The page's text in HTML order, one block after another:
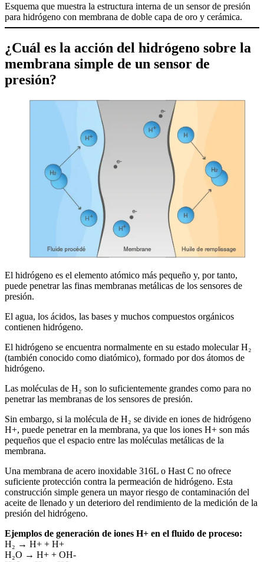
Esquema que muestra la estructura interna de un sensor de presión
para hidrógeno con membrana de doble capa de oro y cerámica.
¿Cuál es la acción del hidrógeno sobre la
membrana simple de un sensor de
presión?
El hidrógeno es el elemento atómico más pequeño y, por tanto,
puede penetrar las finas membranas metálicas de los sensores de
presión.
El agua, los ácidos, las bases y muchos compuestos orgánicos
contienen hidrógeno.
El hidrógeno se encuentra normalmente en su estado molecular H₂
(también conocido como diatómico), formado por dos átomos de
hidrógeno.
Las moléculas de H₂ son lo suficientemente grandes como para no
penetrar las membranas de los sensores de presión.
Sin embargo, si la molécula de H₂ se divide en iones de hidrógeno
H+, puede penetrar en la membrana, ya que los iones H+ son más
pequeños que el espacio entre las moléculas metálicas de la
membrana.
Una membrana de acero inoxidable 316L o Hast C no ofrece
suficiente protección contra la permeación de hidrógeno. Esta
construcción simple genera un mayor riesgo de contaminación del
aceite de llenado y un deterioro del rendimiento de la medición de la
presión del hidrógeno.
Ejemplos de generación de iones H+ en el fluido de proceso:
H₂ → H+ + H+
H₂O → H+ + OH-